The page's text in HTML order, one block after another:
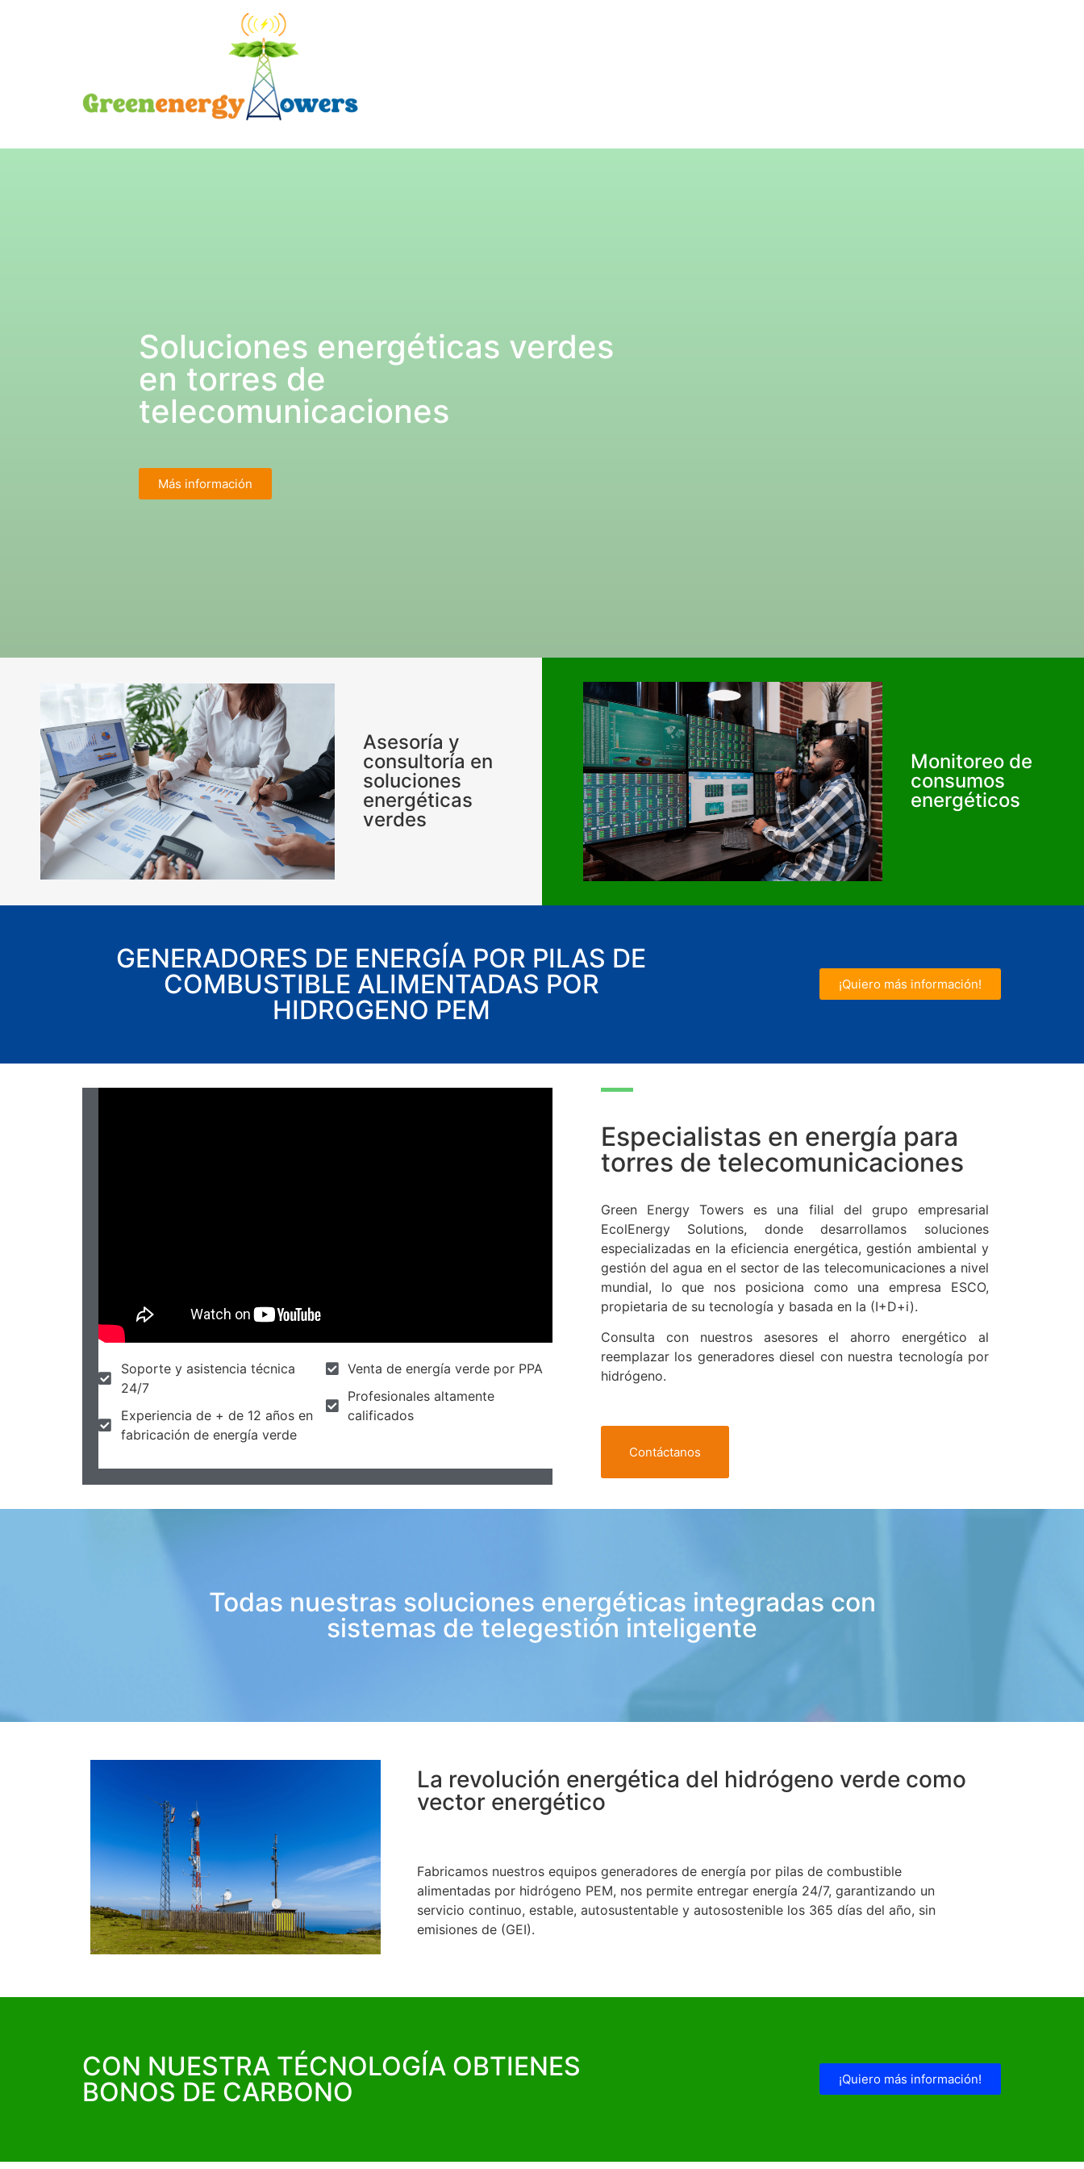
Soluciones energéticas verdes
en torres de
telecomunicaciones
Más información
Asesoría y
consultoría en
soluciones
energéticas
verdes
Monitoreo de
consumos
energéticos
GENERADORES DE ENERGÍA POR PILAS DE
COMBUSTIBLE ALIMENTADAS POR
HIDROGENO PEM
¡Quiero más información!
Soporte y asistencia técnica
24/7
Experiencia de + de 12 años en
fabricación de energía verde
Venta de energía verde por PPA
Profesionales altamente
calificados
Especialistas en energía para
torres de telecomunicaciones
Green Energy Towers es una filial del grupo empresarial
EcolEnergy Solutions, donde desarrollamos soluciones
especializadas en la eficiencia energética, gestión ambiental y
gestión del agua en el sector de las telecomunicaciones a nivel
mundial, lo que nos posiciona como una empresa ESCO,
propietaria de su tecnología y basada en la (I+D+i).
Consulta con nuestros asesores el ahorro energético al
reemplazar los generadores diesel con nuestra tecnología por
hidrógeno.
Contáctanos
Todas nuestras soluciones energéticas integradas con
sistemas de telegestión inteligente
La revolución energética del hidrógeno verde como
vector energético
Fabricamos nuestros equipos generadores de energía por pilas de combustible
alimentadas por hidrógeno PEM, nos permite entregar energía 24/7, garantizando un
servicio continuo, estable, autosustentable y autosostenible los 365 días del año, sin
emisiones de (GEI).
CON NUESTRA TÉCNOLOGÍA OBTIENES
BONOS DE CARBONO
¡Quiero más información!